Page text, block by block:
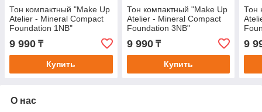
Тон компактный "Make Up
Atelier - Mineral Compact
Foundation 1NB"
9 990 ₸
Купить
Тон компактный "Make Up
Atelier - Mineral Compact
Foundation 3NB"
9 990₸
Купить
Тон
9
О нас